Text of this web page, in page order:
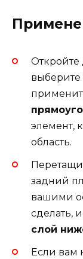
Откройте
выберите
элемент,
область.
задний
вашими
сделать,
слой
Если вам